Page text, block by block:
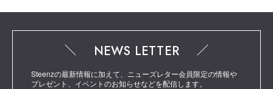
NEWS LETTER
Steenzの最新情報に加えて、ニューズレター会員限定の情報や
プレゼント、イベントのお知らせなどを配信します。